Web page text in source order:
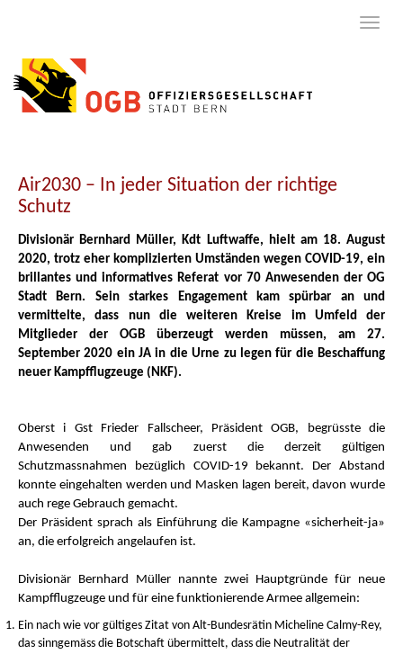
Air2030 – In jeder Situation der richtige
Schutz
Divisionär Bernhard Müller, Kdt Luftwaffe, hielt am 18. August
2020, trotz eher komplizierten Umständen wegen COVID-19, ein
brillantes und informatives Referat vor 70 Anwesenden der OG
Stadt Bern. Sein starkes Engagement kam spürbar an und
vermittelte, dass nun die weiteren Kreise im Umfeld der
Mitglieder der OGB überzeugt werden müssen, am 27.
September 2020 ein JA in die Urne zu legen für die Beschaffung
neuer Kampfflugzeuge (NKF).
Oberst i Gst Frieder Fallscheer, Präsident OGB, begrüsste die
Anwesenden und gab zuerst die derzeit gültigen
Schutzmassnahmen bezüglich COVID-19 bekannt. Der Abstand
konnte eingehalten werden und Masken lagen bereit, davon wurde
auch rege Gebrauch gemacht.
Der Präsident sprach als Einführung die Kampagne «sicherheit-ja»
an, die erfolgreich angelaufen ist.
Divisionär Bernhard Müller nannte zwei Hauptgründe für neue
Kampfflugzeuge und für eine funktionierende Armee allgemein:
Ein nach wie vor gültiges Zitat von Alt-Bundesrätin Micheline Calmy-Rey,
das sinngemäss die Botschaft übermittelt, dass die Neutralität der